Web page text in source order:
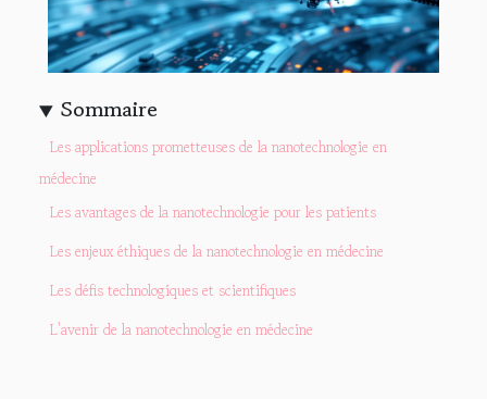
Sommaire
Les applications prometteuses de la nanotechnologie en
médecine
Les avantages de la nanotechnologie pour les patients
Les enjeux éthiques de la nanotechnologie en médecine
Les défis technologiques et scientifiques
L'avenir de la nanotechnologie en médecine